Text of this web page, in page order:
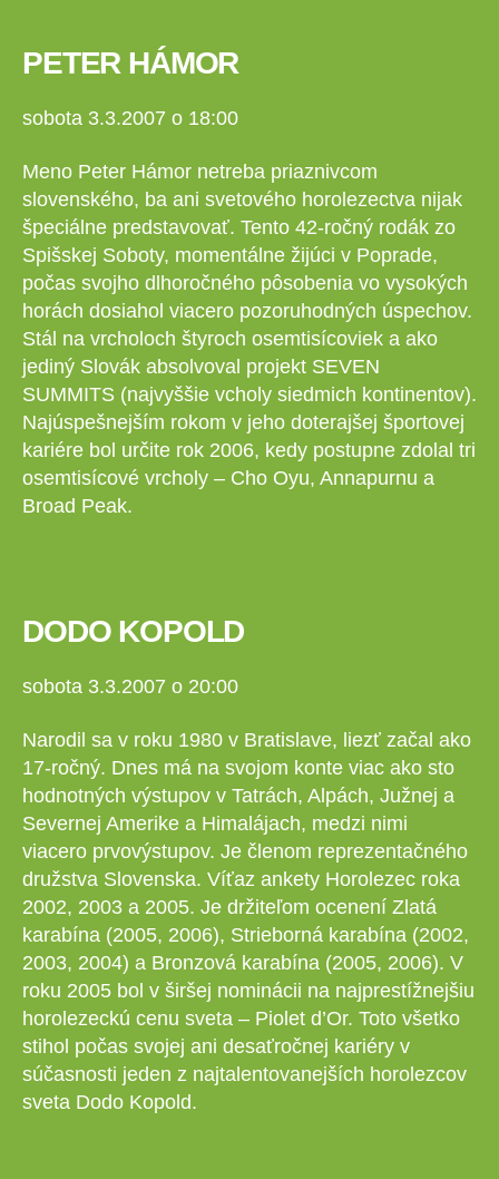
PETER HÁMOR
sobota 3.3.2007 o 18:00
Meno Peter Hámor netreba priaznivcom
slovenského, ba ani svetového horolezectva nijak
špeciálne predstavovať. Tento 42-ročný rodák zo
Spišskej Soboty, momentálne žijúci v Poprade,
počas svojho dlhoročného pôsobenia vo vysokých
horách dosiahol viacero pozoruhodných úspechov.
Stál na vrcholoch štyroch osemtisícoviek a ako
jediný Slovák absolvoval projekt SEVEN
SUMMITS (najvyššie vcholy siedmich kontinentov).
Najúspešnejším rokom v jeho doterajšej športovej
kariére bol určite rok 2006, kedy postupne zdolal tri
osemtisícové vrcholy – Cho Oyu, Annapurnu a
Broad Peak.
DODO KOPOLD
sobota 3.3.2007 o 20:00
Narodil sa v roku 1980 v Bratislave, liezť začal ako
17-ročný. Dnes má na svojom konte viac ako sto
hodnotných výstupov v Tatrách, Alpách, Južnej a
Severnej Amerike a Himalájach, medzi nimi
viacero prvovýstupov. Je členom reprezentačného
družstva Slovenska. Víťaz ankety Horolezec roka
2002, 2003 a 2005. Je držiteľom ocenení Zlatá
karabína (2005, 2006), Strieborná karabína (2002,
2003, 2004) a Bronzová karabína (2005, 2006). V
roku 2005 bol v širšej nominácii na najprestížnejšiu
horolezeckú cenu sveta – Piolet d’Or. Toto všetko
stihol počas svojej ani desaťročnej kariéry v
súčasnosti jeden z najtalentovanejších horolezcov
sveta Dodo Kopold.